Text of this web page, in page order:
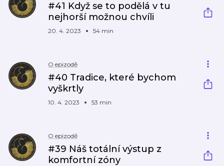
#41 Když se to podělá v tu
nejhorší možnou chvíli
20. 4. 2023 54 min
O epizodě
#40 Tradice, které bychom
vyškrtly
10. 4. 2023 53 min
O epizodě
#39 Náš totální výstup z
komfortní zóny